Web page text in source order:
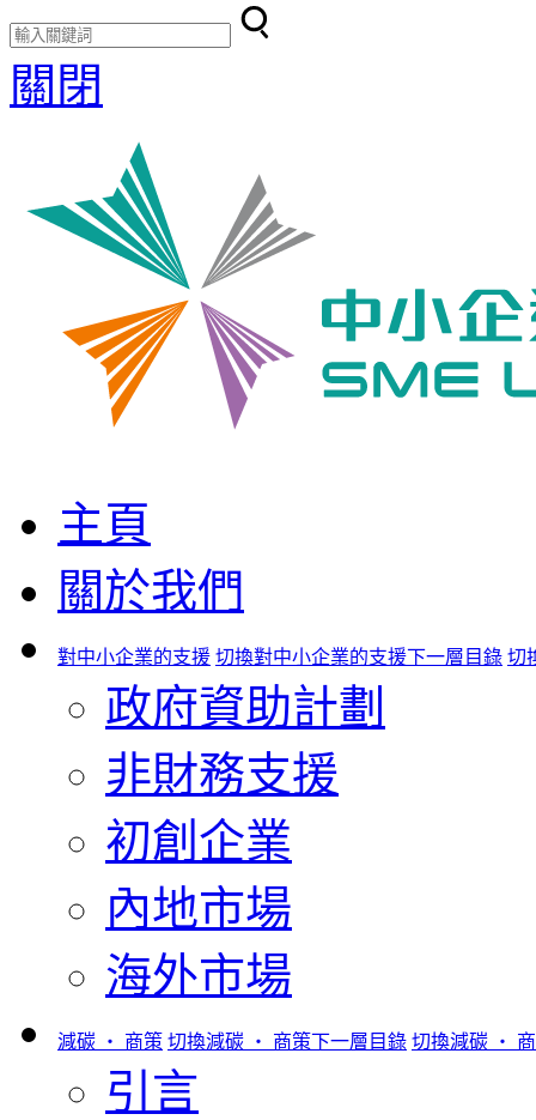
關閉
主頁
關於我們
對中小企業的支援 切換對中小企業的支援下一層目錄 切
政府資助計劃
非財務支援
初創企業
內地市場
海外市場
減碳 ‧ 商策 切換減碳 ‧ 商策下一層目錄 切換減碳 ‧
引言